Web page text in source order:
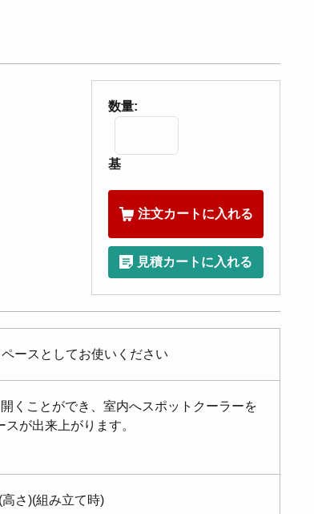
数量:
基
注文カートに入れる
見積カートに入れる
ースとしてお使いください
くことができ、室内へスポットクーラーを
が出来上がります。
さ)(組み立て時)